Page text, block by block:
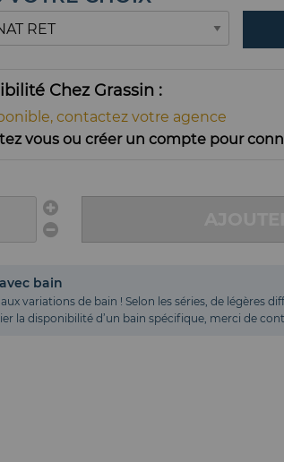
Chez Grassin
contactez votre agence
vous ou créer un compte pour
bain
variations de bain ! Selon les séries, de légères
la disponibilité d’un bain spécifique, merci de